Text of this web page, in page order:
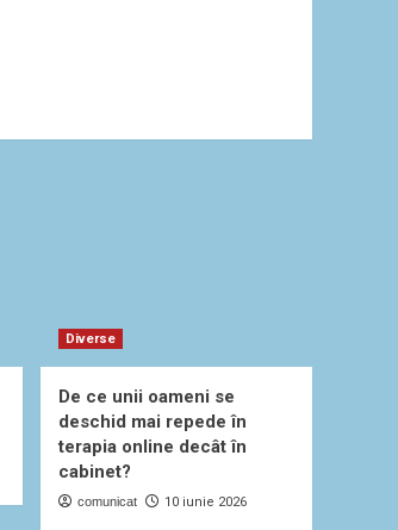
Diverse
De ce unii oameni se
deschid mai repede în
terapia online decât în
cabinet?
comunicat 10 iunie 2026